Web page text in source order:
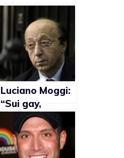
Luciano Moggi:
“Sui gay,
Prandelli ha
sbagliato”